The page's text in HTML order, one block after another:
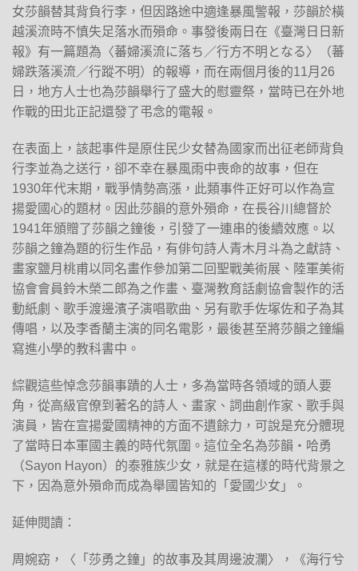
女莎韻替其背負行李，但因路途中適逢暴風警報，莎韻於橫
越溪流時不慎失足落水而殞命。事發後兩日在《臺灣日日新
報》有一篇題為〈蕃婦溪流に落ち／行方不明となる〉（蕃
婦跌落溪流／行蹤不明）的報導，而在兩個月後的11月26
日，地方人士也為莎韻舉行了盛大的慰靈祭，當時已在外地
作戰的田北正記還發了弔念的電報。
在表面上，該起事件是原住民少女替為國家而出征老師背負
行李並為之送行，卻不幸在暴風雨中喪命的故事，但在
1930年代末期，戰爭情勢高漲，此類事件正好可以作為宣
揚愛國心的題材。因此莎韻的意外殞命，在長谷川總督於
1941年頒贈了莎韻之鐘後，引發了一連串的後續效應。以
莎韻之鐘為題的衍生作品，有俳句詩人青木月斗為之獻詩、
畫家鹽月桃甫以同名畫作參加第二回聖戰美術展、陸軍美術
協會會員鈴木榮二郎為之作畫、臺灣教育話劇協會製作的活
動紙劇、歌手渡邊濱子演唱歌曲、另有歌手佐塚佐和子為其
傳唱，以及李香蘭主演的同名電影，最後甚至將莎韻之鐘編
寫進小學的教科書中。
綜觀這些悼念莎韻事蹟的人士，多為當時各領域的頭人要
角，從高級官僚到著名的詩人、畫家、詞曲創作家、歌手與
演員，皆在宣揚愛國精神的方面不遺餘力，可說是充分體現
了當時日本軍國主義的時代氛圍。這位全名為莎韻‧哈勇
（Sayon Hayon）的泰雅族少女，就是在這樣的時代背景之
下，因為意外殞命而成為舉國皆知的「愛國少女」。
延伸閱讀：
周婉窈，〈「莎勇之鐘」的故事及其周邊波瀾〉，《海行兮